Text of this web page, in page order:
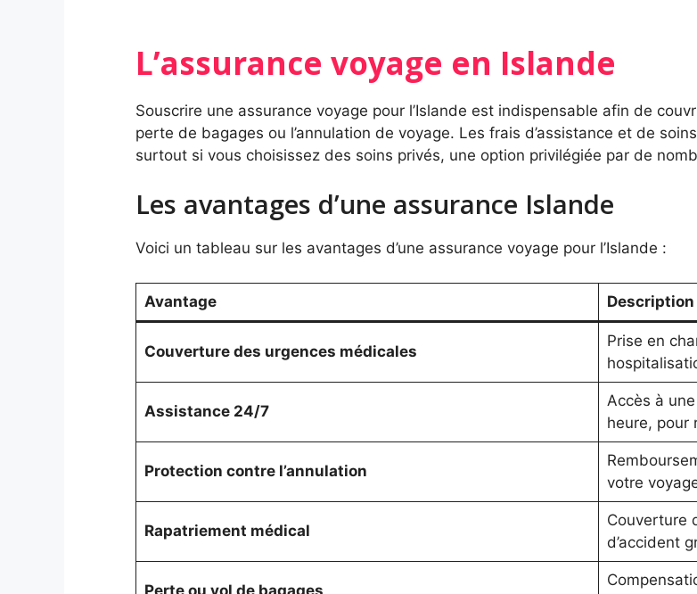
L’assurance voyage en Islande
Souscrire une assurance voyage pour l’Islande est indispensable afin de
perte de bagages ou l’annulation de voyage. Les frais d’assistance et de
surtout si vous choisissez des soins privés, une option privilégiée par de
Les avantages d’une assurance Islande
Voici un tableau sur les avantages d’une assurance voyage pour l’Islande :
Avantage Description
Couverture des urgences médicales
Prise en
Assistance 24/7
Accès à
heure, pour
Protection contre l’annulation
votre
Rapatriement médical
Couverture
d’accident
Perte ou vol de bagages